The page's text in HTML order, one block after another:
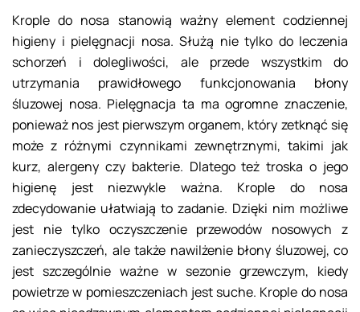
Krople do nosa stanowią ważny element codziennej
higieny i pielęgnacji nosa. Służą nie tylko do leczenia
schorzeń i dolegliwości, ale przede wszystkim do
utrzymania prawidłowego funkcjonowania błony
śluzowej nosa. Pielęgnacja ta ma ogromne znaczenie,
ponieważ nos jest pierwszym organem, który zetknąć się
może z różnymi czynnikami zewnętrznymi, takimi jak
kurz, alergeny czy bakterie. Dlatego też troska o jego
higienę jest niezwykle ważna. Krople do nosa
zdecydowanie ułatwiają to zadanie. Dzięki nim możliwe
jest nie tylko oczyszczenie przewodów nosowych z
zanieczyszczeń, ale także nawilżenie błony śluzowej, co
jest szczególnie ważne w sezonie grzewczym, kiedy
powietrze w pomieszczeniach jest suche. Krople do nosa